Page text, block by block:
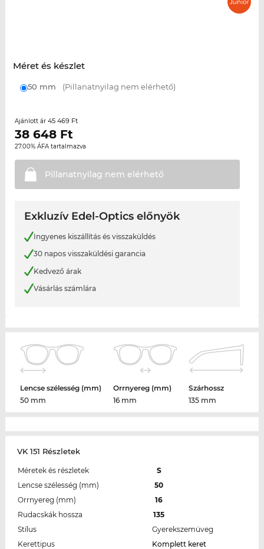
Méret és készlet
50 mm (Pillanatnyilag nem elérhető)
Ajánlott ár 45 469 Ft
38 648Ft
27.00% ÁFA tartalmazva
Pillanatnyilag nem elérhető
Exkluzív Edel-Optics előnyök
Ingyenes kiszállítás és visszaküldés
30 napos visszaküldési garancia
Kedvező árak
Vásárlás számlára
Lencse szélesség (mm)
50 mm
Orrnyereg (mm)
16 mm
Szárhossz
135 mm
VK 151 Részletek
Méretek és részletek
S
Lencse szélesség (mm)
50
Orrnyereg (mm)
16
Rudacskák hossza
135
Stílus
Gyerekszemüveg
Kerettipus
Komplett keret